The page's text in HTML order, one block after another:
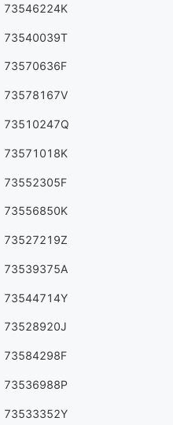
73546224K
73540039T
73570636F
73578167V
73510247Q
73571018K
73552305F
73556850K
73527219Z
73539375A
73544714Y
73528920J
73584298F
73536988P
73533352Y